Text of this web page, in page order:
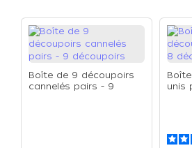
Boîte de 9 découpoirs
cannelés pairs - 9
unis